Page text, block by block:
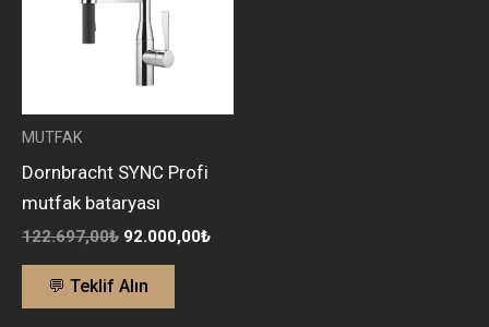
MUTFAK
Dornbracht SYNC Profi
mutfak bataryası
122.697,00₺ 92.000,00₺
💬 Teklif Alın